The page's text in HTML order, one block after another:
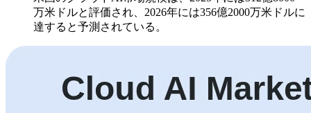
万米ドルと評価され、2026年には356億2000万米ドルに
達すると予測されている。